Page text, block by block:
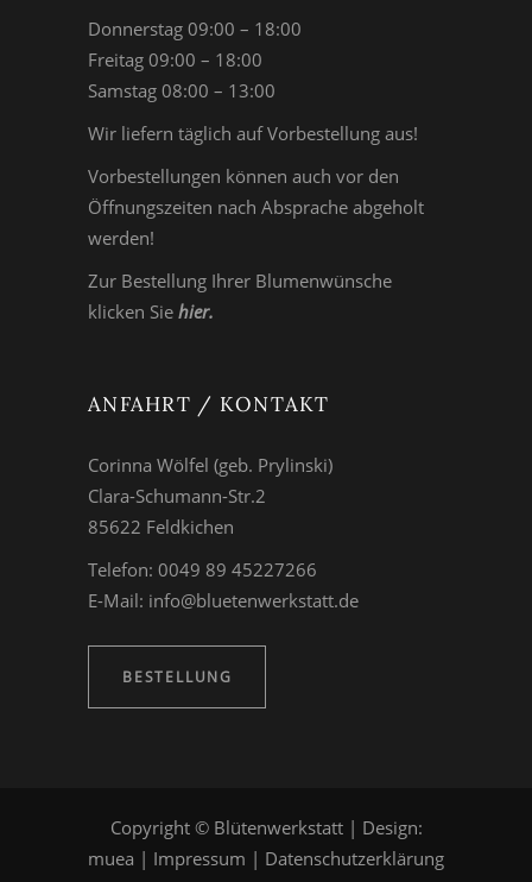
Donnerstag 09:00 – 18:00
Freitag 09:00 – 18:00
Samstag 08:00 – 13:00
Wir liefern täglich auf Vorbestellung aus!
Vorbestellungen können auch vor den
Öffnungszeiten nach Absprache abgeholt
werden!
Zur Bestellung Ihrer Blumenwünsche
klicken Sie hier.
ANFAHRT / KONTAKT
Corinna Wölfel (geb. Prylinski)
Clara-Schumann-Str.2
85622 Feldkichen
Telefon: 0049 89 45227266
E-Mail: info@bluetenwerkstatt.de
BESTELLUNG
Copyright © Blütenwerkstatt | Design:
muea | Impressum | Datenschutzerklärung